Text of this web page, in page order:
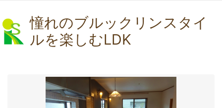
憧れのブルックリンスタイ
ルを楽しむLDK